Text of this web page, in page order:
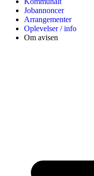
Jobannoncer
Arrangementer
Oplevelser / info
Om avisen